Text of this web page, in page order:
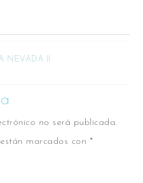
NEVADA II
no será publicada.
marcados con *